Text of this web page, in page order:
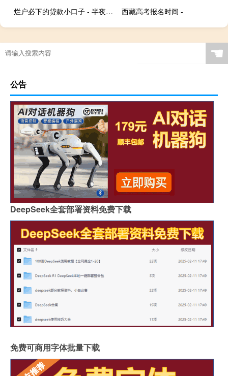
烂户必下的贷款小口子 - 半夜下款的714口子
西藏高考报名时间 -
☚
公告
DeepSeek全套部署资料免费下载
免费可商用字体批量下载